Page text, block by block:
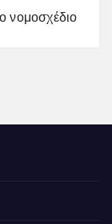
νομοσχέδιο